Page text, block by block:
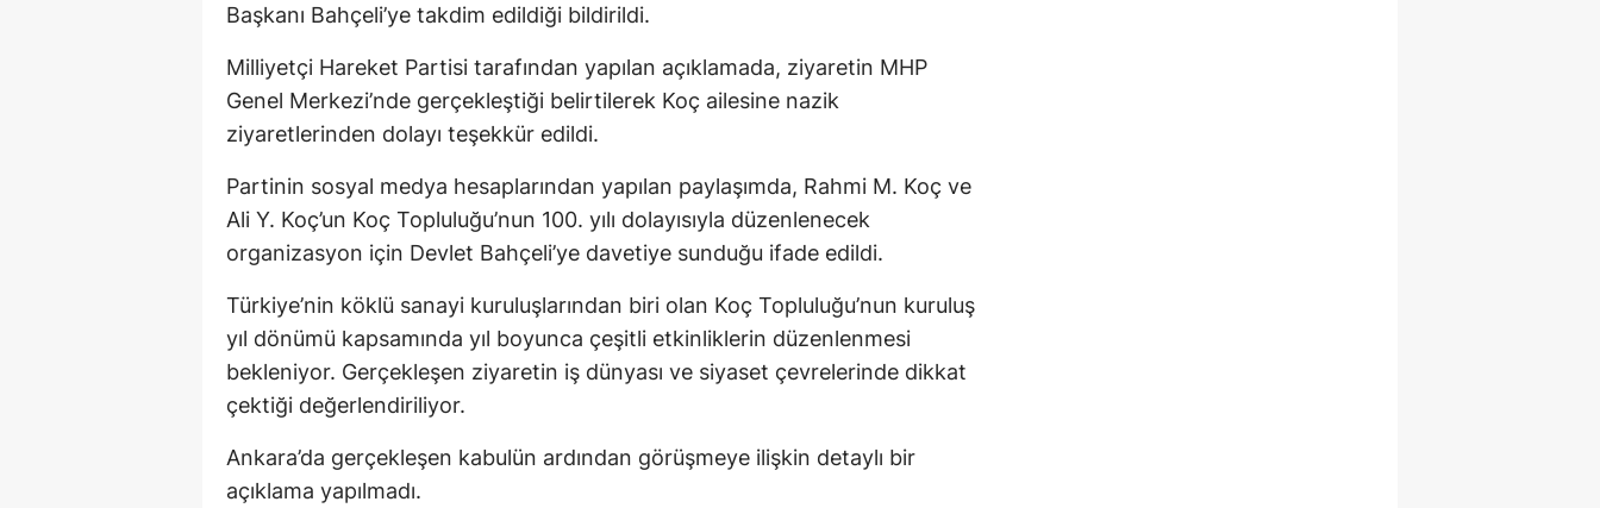
Başkanı Bahçeli’ye takdim edildiği bildirildi.
Milliyetçi Hareket Partisi tarafından yapılan açıklamada, ziyaretin MHP
Genel Merkezi’nde gerçekleştiği belirtilerek Koç ailesine nazik
ziyaretlerinden dolayı teşekkür edildi.
Partinin sosyal medya hesaplarından yapılan paylaşımda, Rahmi M. Koç ve
Ali Y. Koç’un Koç Topluluğu’nun 100. yılı dolayısıyla düzenlenecek
organizasyon için Devlet Bahçeli’ye davetiye sunduğu ifade edildi.
Türkiye’nin köklü sanayi kuruluşlarından biri olan Koç Topluluğu’nun kuruluş
yıl dönümü kapsamında yıl boyunca çeşitli etkinliklerin düzenlenmesi
bekleniyor. Gerçekleşen ziyaretin iş dünyası ve siyaset çevrelerinde dikkat
çektiği değerlendiriliyor.
Ankara’da gerçekleşen kabulün ardından görüşmeye ilişkin detaylı bir
açıklama yapılmadı.